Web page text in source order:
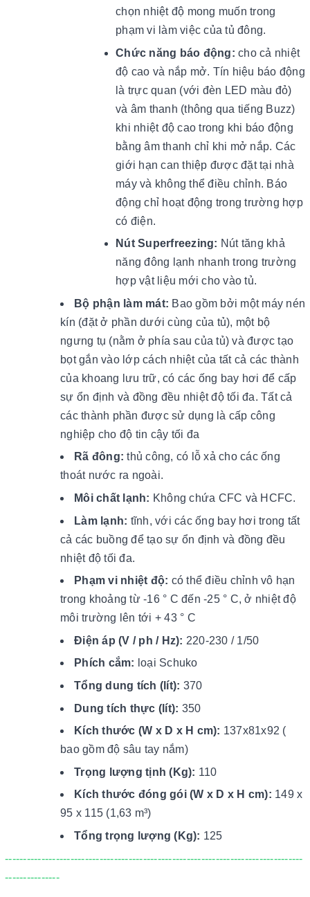
chọn nhiệt độ mong muốn trong
phạm vi làm việc của tủ đông.
Chức năng báo động: cho cả nhiệt
độ cao và nắp mở. Tín hiệu báo động
là trực quan (với đèn LED màu đỏ)
và âm thanh (thông qua tiếng Buzz)
khi nhiệt độ cao trong khi báo động
bằng âm thanh chỉ khi mở nắp. Các
giới hạn can thiệp được đặt tại nhà
máy và không thể điều chỉnh. Báo
động chỉ hoạt động trong trường hợp
có điện.
Nút Superfreezing: Nút tăng khả
năng đông lạnh nhanh trong trường
hợp vật liệu mới cho vào tủ.
Bộ phận làm mát: Bao gồm bởi một máy nén
kín (đặt ở phần dưới cùng của tủ), một bộ
ngưng tụ (nằm ở phía sau của tủ) và được tạo
bọt gắn vào lớp cách nhiệt của tất cả các thành
của khoang lưu trữ, có các ống bay hơi để cấp
sự ổn định và đồng đều nhiệt độ tối đa. Tất cả
các thành phần được sử dụng là cấp công
nghiệp cho độ tin cậy tối đa
Rã đông: thủ công, có lỗ xả cho các ống
thoát nước ra ngoài.
Môi chất lạnh: Không chứa CFC và HCFC.
Làm lạnh: tĩnh, với các ống bay hơi trong tất
cả các buồng để tạo sự ổn định và đồng đều
nhiệt độ tối đa.
Phạm vi nhiệt độ: có thể điều chỉnh vô hạn
trong khoảng từ -16 ° C đến -25 ° C, ở nhiệt độ
môi trường lên tới + 43 ° C
Điện áp (V / ph / Hz): 220-230 / 1/50
Phích cắm: loại Schuko
Tổng dung tích (lít): 370
Dung tích thực (lít): 350
Kích thước (W x D x H cm): 137x81x92 (
bao gồm độ sâu tay nắm)
Trọng lượng tịnh (Kg): 110
Kích thước đóng gói (W x D x H cm): 149 x
95 x 115 (1,63 m³)
Tổng trọng lượng (Kg): 125
----------------------------------------------------------------------------------
---------------